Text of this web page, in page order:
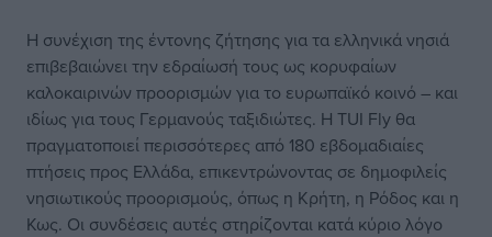
Η συνέχιση της έντονης ζήτησης για τα ελληνικά νησιά
επιβεβαιώνει την εδραίωσή τους ως κορυφαίων
καλοκαιρινών προορισμών για το ευρωπαϊκό κοινό – και
ιδίως για τους Γερμανούς ταξιδιώτες. Η TUI Fly θα
πραγματοποιεί περισσότερες από 180 εβδομαδιαίες
πτήσεις προς Ελλάδα, επικεντρώνοντας σε δημοφιλείς
νησιωτικούς προορισμούς, όπως η Κρήτη, η Ρόδος και η
Κως. Οι συνδέσεις αυτές στηρίζονται κατά κύριο λόγο